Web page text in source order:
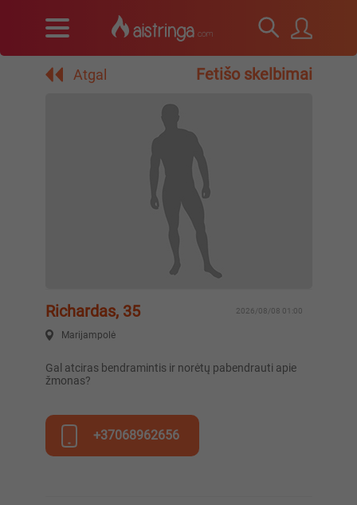
Atgal Fetišo skelbimai
Richardas, 35 2026/08/08 01:00
Marijampolė
Gal atciras bendramintis ir norėtų pabendrauti apie
žmonas?
+37068962656